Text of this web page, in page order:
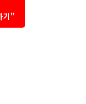
기”